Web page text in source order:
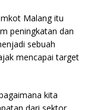
Malang itu
peningkatan dan
sebuah
mencapai target
kita